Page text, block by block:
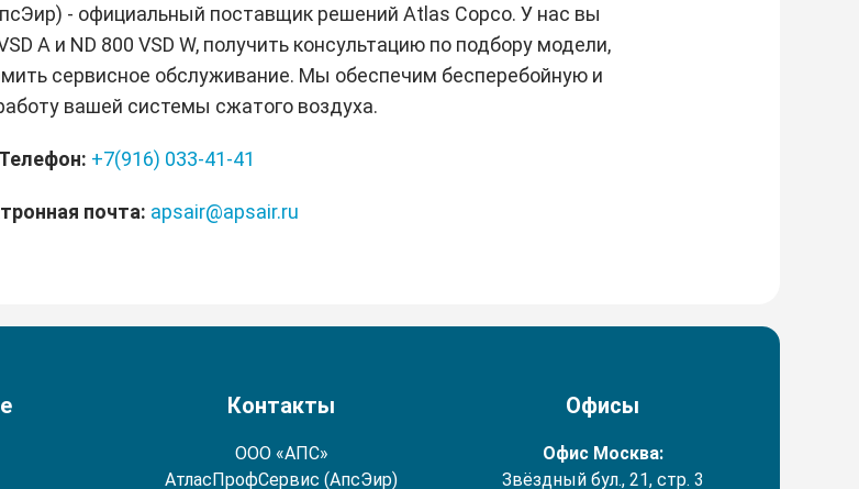
- официальный поставщик решений Atlas Copco. У нас вы
A и ND 800 VSD W, получить консультацию по подбору модели,
сервисное обслуживание. Мы обеспечим бесперебойную и
вашей системы сжатого воздуха.
Телефон: +7(916) 033-41-41
почта: apsair@apsair.ru
Контакты
ООО «АПС»
АтласПрофСервис (АпсЭир)
Офисы
Офис Москва:
Звёздный бул., 21, стр. 3